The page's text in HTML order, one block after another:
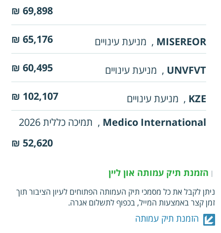
69,898 ₪
MISEREOR
, מניעת עינויים 65,176 ₪
UNVFVT
, מניעת עינויים 60,495 ₪
KZE
, מניעת עינויים
102,107 ₪
Medico International
, תמיכה כללית 2026
52,620 ₪
| הזמנת תיק עמותה און ליין
ניתן לקבל את כל מסמכי תיק העמותה הפתוחים לעיון הציבור תוך
זמן קצר באמצעות המייל, בכפוף לתשלום אגרה.
הזמנת תיק עמותה